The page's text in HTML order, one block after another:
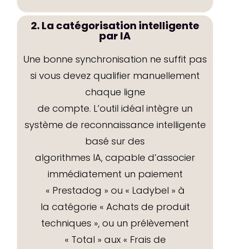
2. La catégorisation intelligente
par IA
Une bonne synchronisation ne suffit pas
si vous devez qualifier manuellement
chaque ligne
de compte. L’outil idéal intègre un
système de reconnaissance intelligente
basé sur des
algorithmes IA, capable d’associer
immédiatement un paiement
« Prestadog » ou « Ladybel » à
la catégorie « Achats de produit
techniques », ou un prélèvement
« Total » aux « Frais de